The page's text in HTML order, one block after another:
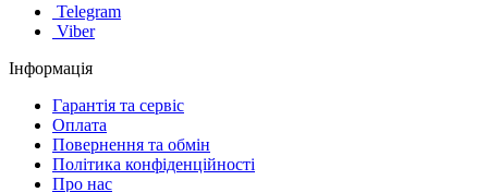
Telegram
Viber
Інформація
Гарантія та сервіс
Оплата
Повернення та обмін
Політика конфіденційності
Про нас